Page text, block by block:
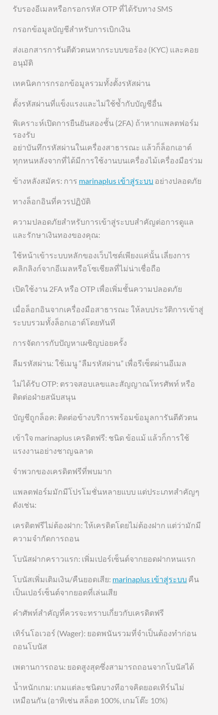
รับรองอีเมลหรือกรอกรหัส OTP ที่ได้รับทาง SMS
กรอกข้อมูลบัญชีสำหรับการเบิกเงิน
ส่งเอกสารการันตีตัวตนหากระบบขอร้อง (KYC) และคอย
อนุมัติ
เทคนิคการกรอกข้อมูลรวมทั้งตั้งรหัสผ่าน
ตั้งรหัสผ่านที่แข็งแรงและไม่ใช้ซ้ำกับบัญชีอื่น
พิเคราะห์เปิดการยืนยันสองชั้น (2FA) ถ้าหากแพลตฟอร์ม
รองรับ
อย่าบันทึกรหัสผ่านในเครื่องสาธารณะ แล้วก็ล็อกเอาต์
ทุกหนหลังจากที่ได้มีการใช้งานบนเครื่องไม้เครื่องมือร่วม
ข้างหลังสมัคร: การ marinaplus เข้าสู่ระบบ อย่างปลอดภัย
ทางล็อกอินที่ควรปฏิบัติ
ความปลอดภัยสำหรับการเข้าสู่ระบบสำคัญต่อการดูแล
และรักษาเงินทองของคุณ:
ใช้หน้าเข้าระบบหลักของเว็บไซต์เพียงแค่นั้น เลี่ยงการ
คลิกลิงก์จากอีเมลหรือโซเชียลที่ไม่น่าเชื่อถือ
เปิดใช้งาน 2FA หรือ OTP เพื่อเพิ่มชั้นความปลอดภัย
เมื่อล็อกอินจากเครื่องมือสาธารณะ ให้ลบประวัติการเข้าสู่
ระบบรวมทั้งล็อกเอาต์โดยทันที
การจัดการกับปัญหาเผชิญบ่อยครั้ง
ลืมรหัสผ่าน: ใช้เมนู “ลืมรหัสผ่าน” เพื่อรีเซ็ตผ่านอีเมล
ไม่ได้รับ OTP: ตรวจสอบเลขและสัญญาณโทรศัพท์ หรือ
ติดต่อฝ่ายสนับสนุน
บัญชีถูกล็อค: ติดต่อข้างบริการพร้อมข้อมูลการันตีตัวตน
เข้าใจ marinaplus เครดิตฟรี: ชนิด ข้อแม้ แล้วก็การใช้
แรงงานอย่างชาญฉลาด
จำพวกของเครดิตฟรีที่พบมาก
แพลตฟอร์มมักมีโปรโมชั่นหลายแบบ แต่ประเภทสำคัญๆ
ดังเช่น:
เครดิตฟรีไม่ต้องฝาก: ให้เครดิตโดยไม่ต้องฝาก แต่ว่ามักมี
ความจำกัดการถอน
โบนัสฝากคราวแรก: เพิ่มเปอร์เซ็นต์จากยอดฝากหนแรก
โบนัสเพิ่มเติมเงิน/คืนยอดเสีย: marinaplus เข้าสู่ระบบ คืน
เป็นเปอร์เซ็นต์จากยอดที่เล่นเสีย
คำศัพท์สำคัญที่ควรจะทราบเกี่ยวกับเครดิตฟรี
เทิร์นโอเวอร์ (Wager): ยอดพนันรวมที่จำเป็นต้องทำก่อน
ถอนโบนัส
เพดานการถอน: ยอดสูงสุดซึ่งสามารถถอนจากโบนัสได้
น้ำหนักเกม: เกมแต่ละชนิดบางทีอาจคิดยอดเทิร์นไม่
เหมือนกัน (อาทิเช่น สล็อต 100%, เกมโต๊ะ 10%)